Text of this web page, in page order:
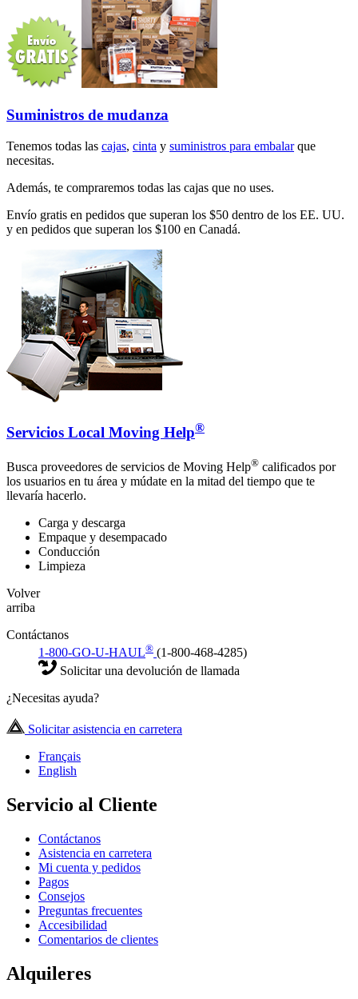
Suministros de mudanza
Tenemos todas las cajas, cinta y suministros para embalarque
necesitas.
Además, te compraremos todas las cajas que no uses.
Envío gratis en pedidos que superan los $50 dentro de los EE. UU.
y en pedidos que superan los $100 en Canadá.
Servicios Local Moving Help®
Busca proveedores de servicios de Moving Help® calificados por
los usuarios en tu área y múdate en la mitad del tiempo que te
llevaría hacerlo.
Carga y descarga
Empaque y desempacado
Conducción
Limpieza
Volver
arriba
Contáctanos
1-800-GO-U-HAUL® (1-800-468-4285)
Solicitar una devolución de llamada
¿Necesitas ayuda?
Solicitar asistencia en carretera
Français
English
Servicio al Cliente
Contáctanos
Asistencia en carretera
Mi cuenta y pedidos
Pagos
Consejos
Preguntas frecuentes
Accesibilidad
Comentarios de clientes
Alquileres